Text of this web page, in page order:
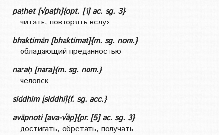
paṭhet [√paṭh]{opt. [1] ac. sg. 3}
читать, повторять вслух
bhaktimān [bhaktimat]{m. sg. nom.}
обладающий преданностью
naraḥ [nara]{m. sg. nom.}
человек
siddhim [siddhi]{f. sg. acc.}
avāpnoti [ava-√āp]{pr. [5] ac. sg. 3}
достигать, обретать, получать